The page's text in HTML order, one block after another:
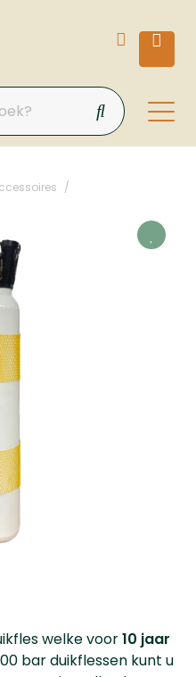
welke voor10 jaar
bar duikflessen kunt u